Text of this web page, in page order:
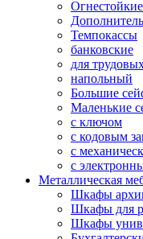
Темпокассы
банковские
для
напольный
Большие
Маленькие
с ключом
с кодовым
с
с
Металлическая
Шкафы
Шкафы для
Шкафы